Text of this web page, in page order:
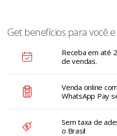
Get benefícios para você
Receba em até
de vendas.
Venda online
WhatsApp Pay
Sem taxa de
o Brasil